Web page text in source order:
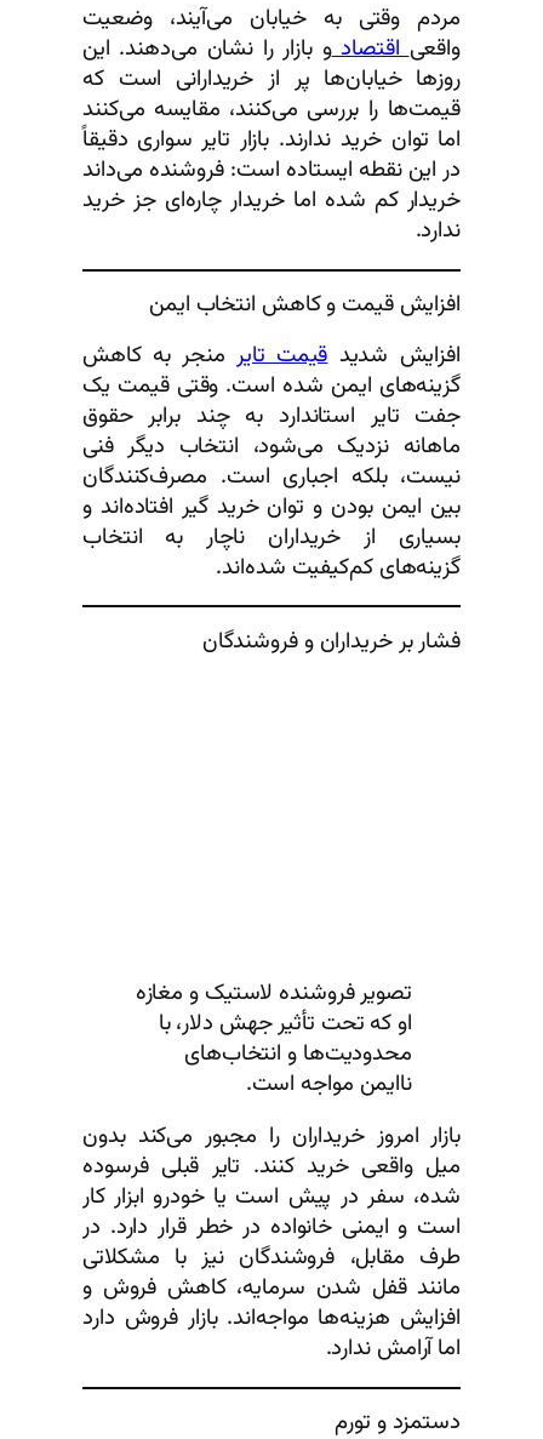
مردم وقتی به خیابان می‌آیند، وضعیت
واقعیاقتصادو بازار را نشان می‌دهند. این
روزها خیابان‌ها پر از خریدارانی است که
قیمت‌ها را بررسی می‌کنند، مقایسه می‌کنند
اما توان خرید ندارند. بازار تایر سواری دقیقاً
در این نقطه ایستاده است: فروشنده می‌داند
خریدار کم شده اما خریدار چاره‌ای جز خرید
ندارد.
افزایش قیمت و کاهش انتخاب ایمن
افزایش شدیدقیمت تایرمنجر به کاهش
گزینه‌های ایمن شده است. وقتی قیمت یک
جفت تایر استاندارد به چند برابر حقوق
ماهانه نزدیک می‌شود، انتخاب دیگر فنی
نیست، بلکه اجباری است. مصرف‌کنندگان
بین ایمن بودن و توان خرید گیر افتاده‌اند و
بسیاری از خریداران ناچار به انتخاب
گزینه‌های کم‌کیفیت شده‌اند.
فشار بر خریداران و فروشندگان
تصویر فروشنده لاستیک و مغازه
او که تحت تأثیر جهش دلار، با
محدودیت‌ها و انتخاب‌های
ناایمن مواجه است.
بازار امروز خریداران را مجبور می‌کند بدون
میل واقعی خرید کنند. تایر قبلی فرسوده
شده، سفر در پیش است یا خودرو ابزار کار
است و ایمنی خانواده در خطر قرار دارد. در
طرف مقابل، فروشندگان نیز با مشکلاتی
مانند قفل شدن سرمایه، کاهش فروش و
افزایش هزینه‌ها مواجه‌اند. بازار فروش دارد
اما آرامش ندارد.
دستمزد و تورم